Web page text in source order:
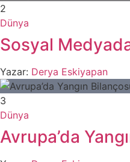
2
Dünya
Sosyal
Yazar: Derya Eskiyapan
3
Dünya
Avrupa’da